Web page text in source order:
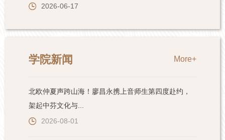
学院新闻 More+
北欧仲夏声跨山海！廖昌永携上音师生第四度赴约，
架起中芬文化与...
2026-08-01